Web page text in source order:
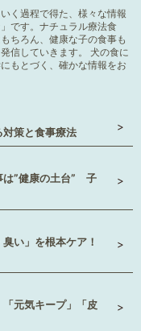
く過程で得た、様々な情報
です。ナチュラル療法食
ちろん、健康な子の食事も
信していきます。 犬の食に
もとづく、確かな情報をお
策と食事療法
は”健康の土台” 子
い」を根本ケア！
元気キープ」「皮